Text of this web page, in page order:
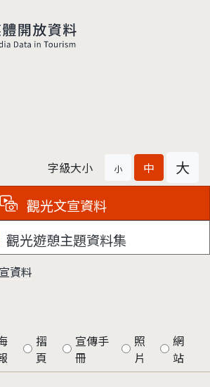
字級大小 小 中 大
觀光文宣資料
觀光遊憩主題資料集
資料
摺
頁
宣傳手
冊
照
片
網
站